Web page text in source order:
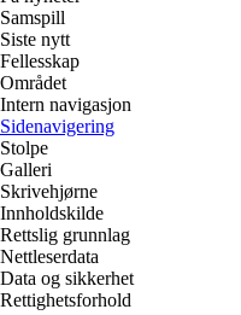
Samspill
Siste nytt
Fellesskap
Området
Intern navigasjon
Sidenavigering
Stolpe
Galleri
Skrivehjørne
Innholdskilde
Rettslig grunnlag
Nettleserdata
Data og sikkerhet
Rettighetsforhold